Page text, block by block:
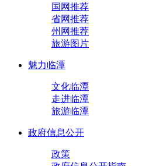
国网推荐
省网推荐
州网推荐
旅游图片
魅力临潭
文化临潭
走进临潭
旅游临潭
政府信息公开
政策